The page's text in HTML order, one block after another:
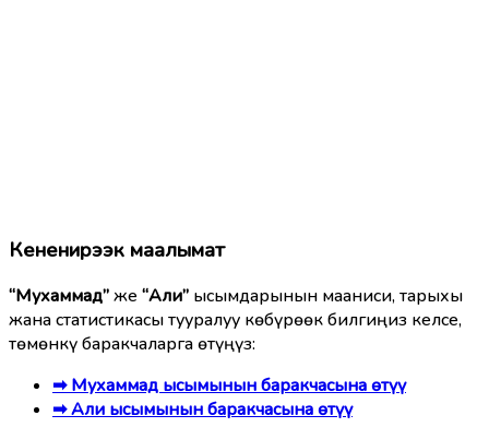
Кененирээк маалымат
“Мухаммад”же “Али” ысымдарынын мааниси, тарыхы
жана статистикасы тууралуу көбүрөөк билгиңиз келсе,
төмөнкү баракчаларга өтүңүз:
➡ Мухаммад ысымынын баракчасына өтүү
➡ Али ысымынын баракчасына өтүү